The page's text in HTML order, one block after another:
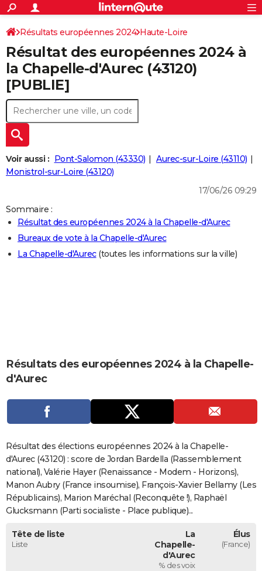
ACTUALITÉS
Politique
Société
Faits Divers
Education
Monde
Villes
+
SPORT
Coupe du monde 2026
Football
Tennis
Cyclisme
Rugby
Forum
CULTURE
Programme TV
TNT
Streaming
Cinéma
Sorties cinéma
Musique
+FINANCE
Retraite
Impôts
Epargne
Immobilier
Risques naturels par ville
Banque
Assurance
CréditAUTO
Essais
Réserver un essai
Citadines
Berlines
SUV
Forum auto
+HIGH-TECH
Mobiles
Meilleur smartphone
Internet
Ordinateurs
Jeux vidéo
Guide high-tech
+
BRICOLAGE
Forum
Aménagement intérieur
Extérieur
Cuisine
Salle de bains
Jardinage
Rangement
+
LIFESTYLE
Art de vivre
Bien-être
Loisirs
Mode
Modes de vie
SANTE
Alimentation
Guide de la santé
Maladies
Médicaments
Sommeil
VOYAGE
Carte de Noël
Carte Bonne année
Carte Saint-Valentin
Carte Pâques
Carte d'anniversaire
COPAINS D'AVANT
AVIS DE DÉCÈS
FORUM
Bricolage
Lifestyle
Culture
Sport
Auto
Television
Voyage
Cinema
S'inscrire
Connexion
Résultats européennes 2024 Haute-Loire
Résultat des européennes 2024 à
la Chapelle-d'Aurec (43120)
[PUBLIE]
Voir aussi : Pont-Salomon (43330)
Aurec-sur-Loire (43110)
Monistrol-sur-Loire (43120)
17/06/26 09:29
Sommaire :
Résultat des européennes 2024 à la Chapelle-d'Aurec
Bureaux de vote à la Chapelle-d'Aurec
La Chapelle-d'Aurec(toutes les informations sur la ville)
Résultats des européennes 2024 à la Chapelle-
d'Aurec
Résultat des élections européennes 2024 à la Chapelle-
d'Aurec (43120) : score de Jordan Bardella (Rassemblement
national), Valérie Hayer (Renaissance - Modem - Horizons),
Manon Aubry (France insoumise), François-Xavier Bellamy (Les
Républicains), Marion Maréchal (Reconquête !), Raphaël
Glucksmann (Parti socialiste - Place publique)...
Tête de liste
Liste
La
Chapelle-
d'Aurec
% des voix
Élus
(France)